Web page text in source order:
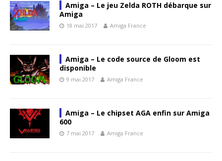
Amiga – Le jeu Zelda ROTH débarque sur
Amiga
18 mai 2017 Amiga France
Amiga – Le code source de Gloom est
disponible
9 mai 2017 Amiga France
Amiga – Le chipset AGA enfin sur Amiga
600
7 mai 2017 Amiga France